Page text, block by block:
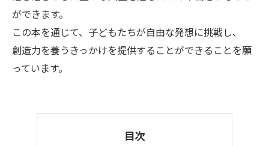
ができます。
この本を通じて、子どもたちが自由な発想に挑戦し、
創造力を養うきっかけを提供することができることを願
っています。
目次